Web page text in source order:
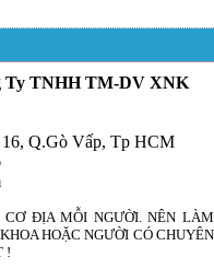
Ty TNHH TM-DV XNK
Q.Gò Vấp, Tp HCM
ĐỊA MỖI NGƯỜI. NÊN LÀM
HOẶC NGƯỜI CÓ CHUYÊN
!